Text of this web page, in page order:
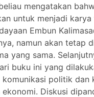
mengatakan
untuk menjadi
Embun
namun akan tetap
yang sama.
buku ini yang
politik dan
ekonomi. Diskusi